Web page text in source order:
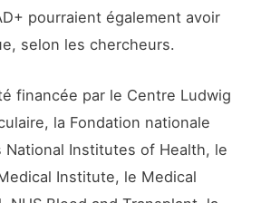
pourraient également avoir
selon les chercheurs.
financée par le Centre Ludwig
la Fondation nationale
National Institutes of Health, le
Institute, le Medical